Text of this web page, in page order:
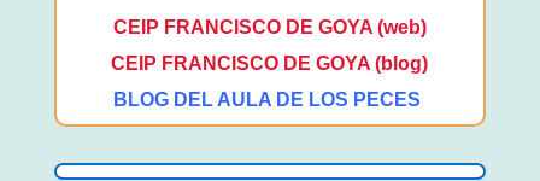
CEIP FRANCISCO DE GOYA (web)
CEIP FRANCISCO DE GOYA (blog)
BLOG DEL AULA DE LOS PECES